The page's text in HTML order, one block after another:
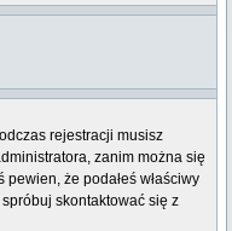
rejestracji musisz
zanim można się
że podałeś właściwy
skontaktować się z